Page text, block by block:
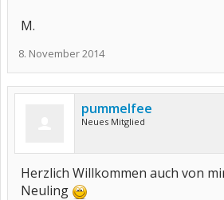
M.
8. November 2014
pummelfee
Neues Mitglied
Herzlich Willkommen auch von
Neuling